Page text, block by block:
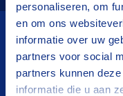
personaliseren, om
en om ons
informatie over uw
partners voor social
partners kunnen
informatie die u aan
Wij verhuren
Aanhangwagens